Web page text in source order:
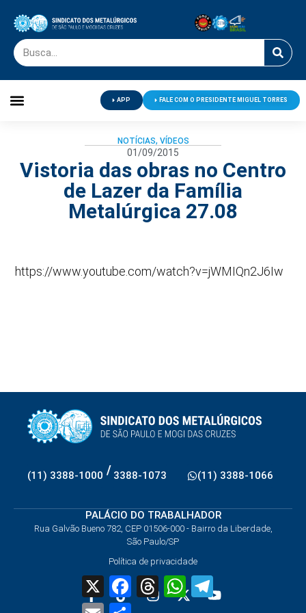
APP FALE COM O PRESIDENTE MIGUEL TORRES
NOTÍCIAS, VÍDEOS
01/09/2015
Vistoria das obras no Centro
de Lazer da Família
Metalúrgica 27.08
https://www.youtube.com/watch?v=jWMIQn2J6Iw
(11) 3388-1000 / 3388-1073 (11) 3388-1066
PALÁCIO DO TRABALHADOR
Rua Galvão Bueno 782, CEP 01506-000 - Bairro da Liberdade,
São Paulo/SP
Política de privacidade
X FacebookThreadsWhatsApp
Email